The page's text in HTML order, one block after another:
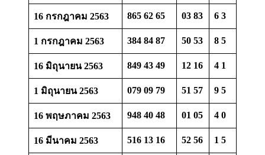
16 กรกฎาคม 2563 865 62 65 03 83 6 3
1 กรกฎาคม 2563 384 84 87 50 53 8 5
16 มิถุนายน 2563 849 43 49 12 16 4 1
1 มิถุนายน 2563 079 09 79 51 57 9 5
16 พฤษภาคม 2563 948 40 48 01 05 4 0
16 มีนาคม 2563 516 13 16 52 56 1 5